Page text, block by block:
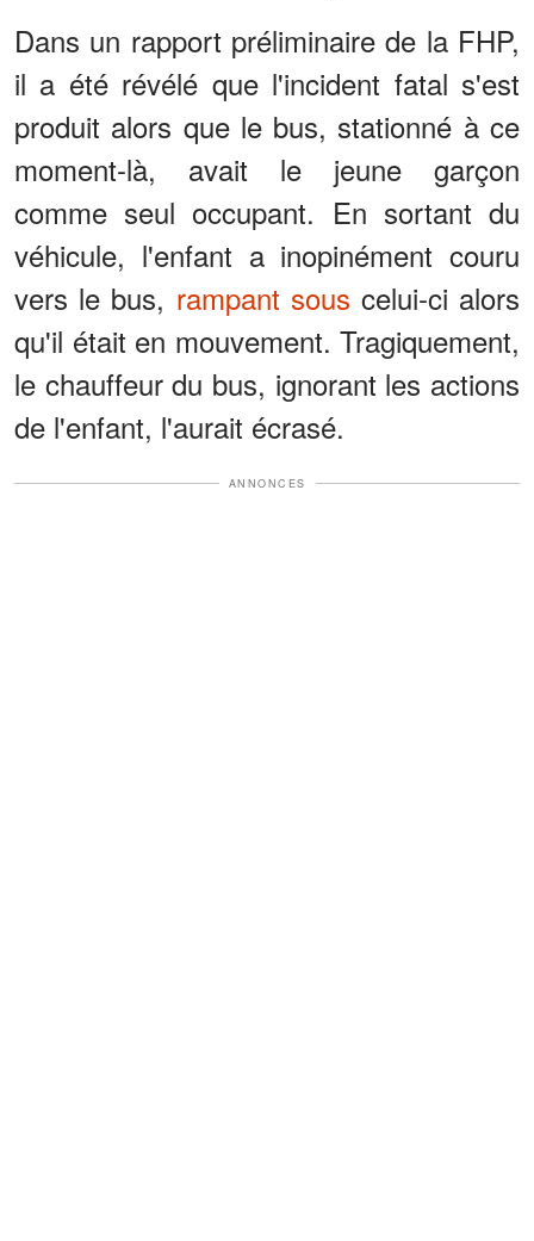
Dans un rapport préliminaire de la FHP,
il a été révélé que l'incident fatal s'est
produit alors que le bus, stationné à ce
moment-là, avait le jeune garçon
comme seul occupant. En sortant du
véhicule, l'enfant a inopinément couru
vers le bus, rampant sous celui-ci alors
qu'il était en mouvement. Tragiquement,
le chauffeur du bus, ignorant les actions
de l'enfant, l'aurait écrasé.
ANNONCES